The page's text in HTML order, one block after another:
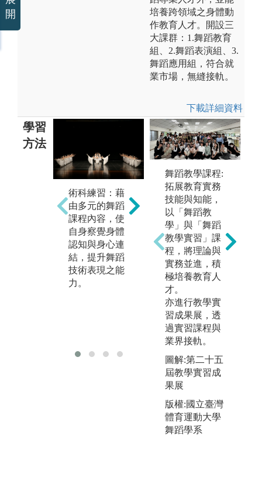
培養跨領域之身體動
作教育人才。開設三
大課群：1.舞蹈教育
組、2.舞蹈表演組、3.
舞蹈應用組，符合就
業市場，無縫接軌。
下載詳細資料
學習
方法
術科練習：藉
由多元的舞蹈
課程內容，使
自身察覺身體
認知與身心連
結，提升舞蹈
技術表現之能
力。
課堂講授：教
師講述舞蹈歷
史脈絡及相關
學科理論，使
學生更加瞭解
專業史學背
景、掌握正確
的知識與觀
念，進而將所
學運用在舞蹈
創作或展演應
用實作。
舞蹈教學課程:
拓展教育實務
技能與知能，
以「舞蹈教
學」與「舞蹈
教學實習」課
程，將理論與
實務並進，積
極培養教育人
才。
亦進行教學實
習成果展，透
過實習課程與
業界接軌。
圖解:第二十五
屆教學實習成
果展
版權:國立臺灣
體育運動大學
舞蹈學系
開